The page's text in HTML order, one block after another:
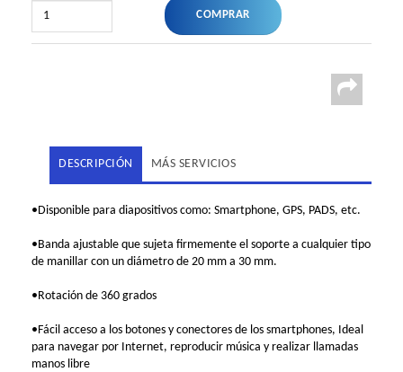
DESCRIPCIÓN MÁS SERVICIOS
•Disponible para diapositivos como: Smartphone, GPS, PADS, etc.
•Banda ajustable que sujeta firmemente el soporte a cualquier tipo
de manillar con un diámetro de 20 mm a 30 mm.
•Rotación de 360 grados
•Fácil acceso a los botones y conectores de los smartphones, Ideal
para navegar por Internet, reproducir música y realizar llamadas
manos libre